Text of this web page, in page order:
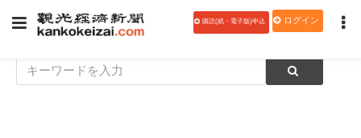
購読(紙・電子版)申込 ログイン